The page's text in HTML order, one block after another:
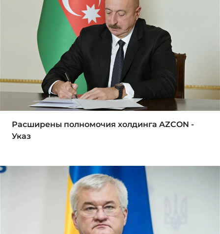
Расширены полномочия холдинга AZCON -
Указ